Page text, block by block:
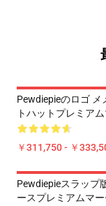
Pewdiepieのロゴ メ
トハットプレミア
￥311,750 - ￥
Pewdiepieスラップ
ースプレミアムマ